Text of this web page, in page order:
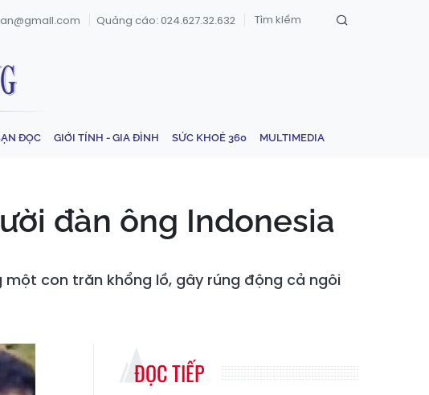
Quảng cáo: 024.627.32.632
ĐỌC GIỚI TÍNH - GIA ĐÌNH SỨC KHOẺ 360 MULTIMEDIA
đàn ông Indonesia
con trăn khổng lồ, gây rúng động cả ngôi
ĐỌC TIẾP